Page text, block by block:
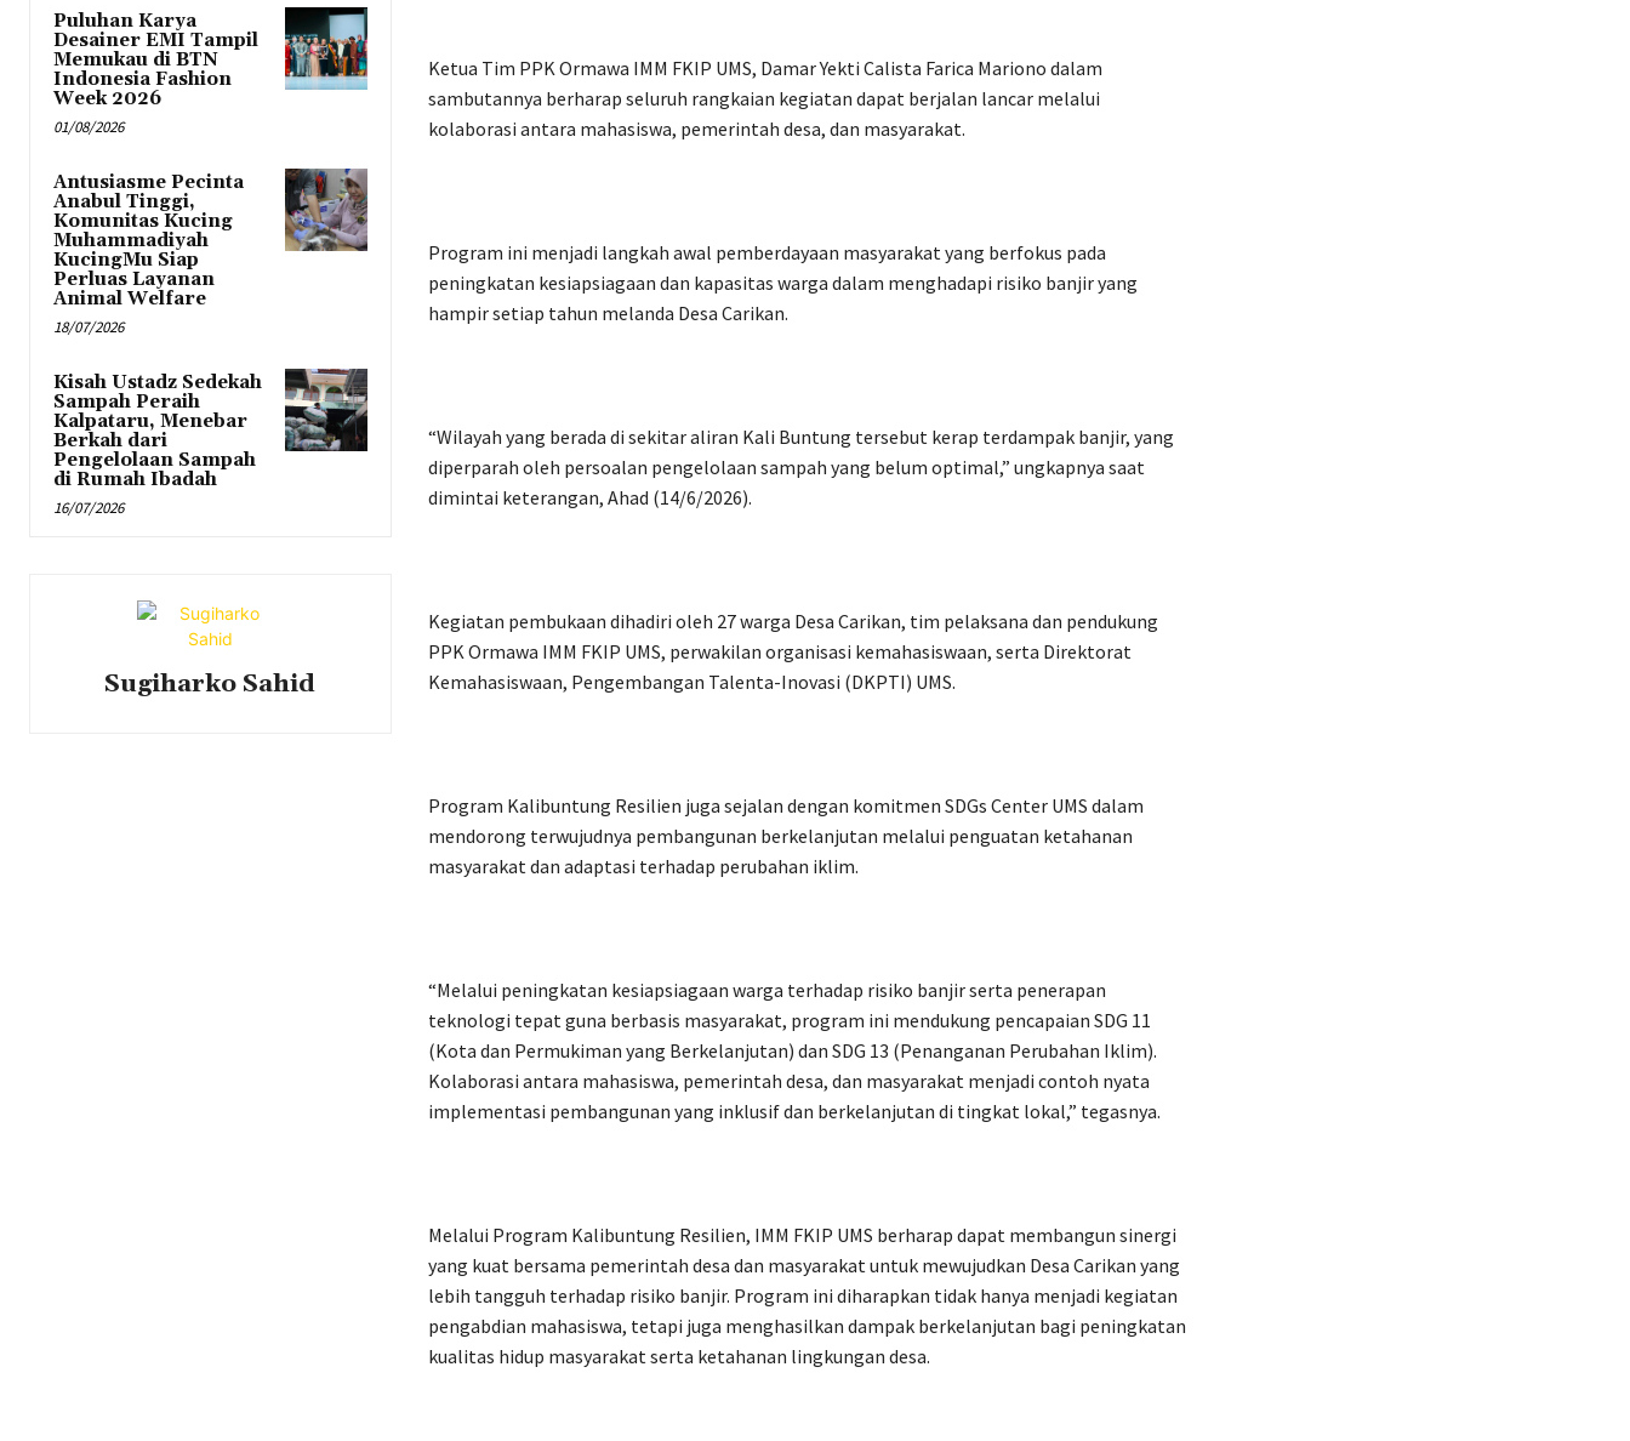
Puluhan Karya
Desainer EMI Tampil
Memukau di BTN
Indonesia Fashion
Week 2026
01/08/2026
Antusiasme Pecinta
Anabul Tinggi,
Komunitas Kucing
Muhammadiyah
KucingMu Siap
Perluas Layanan
Animal Welfare
18/07/2026
Kisah Ustadz Sedekah
Sampah Peraih
Kalpataru, Menebar
Berkah dari
Pengelolaan Sampah
di Rumah Ibadah
16/07/2026
Sugiharko Sahid
Ketua Tim PPK Ormawa IMM FKIP UMS, Damar Yekti Calista Farica Mariono dalam
sambutannya berharap seluruh rangkaian kegiatan dapat berjalan lancar melalui
kolaborasi antara mahasiswa, pemerintah desa, dan masyarakat.
Program ini menjadi langkah awal pemberdayaan masyarakat yang berfokus pada
peningkatan kesiapsiagaan dan kapasitas warga dalam menghadapi risiko banjir yang
hampir setiap tahun melanda Desa Carikan.
“Wilayah yang berada di sekitar aliran Kali Buntung tersebut kerap terdampak banjir, yang
diperparah oleh persoalan pengelolaan sampah yang belum optimal,” ungkapnya saat
dimintai keterangan, Ahad (14/6/2026).
Kegiatan pembukaan dihadiri oleh 27 warga Desa Carikan, tim pelaksana dan pendukung
PPK Ormawa IMM FKIP UMS, perwakilan organisasi kemahasiswaan, serta Direktorat
Kemahasiswaan, Pengembangan Talenta-Inovasi (DKPTI) UMS.
Program Kalibuntung Resilien juga sejalan dengan komitmen SDGs Center UMS dalam
mendorong terwujudnya pembangunan berkelanjutan melalui penguatan ketahanan
masyarakat dan adaptasi terhadap perubahan iklim.
“Melalui peningkatan kesiapsiagaan warga terhadap risiko banjir serta penerapan
teknologi tepat guna berbasis masyarakat, program ini mendukung pencapaian SDG 11
(Kota dan Permukiman yang Berkelanjutan) dan SDG 13 (Penanganan Perubahan Iklim).
Kolaborasi antara mahasiswa, pemerintah desa, dan masyarakat menjadi contoh nyata
implementasi pembangunan yang inklusif dan berkelanjutan di tingkat lokal,” tegasnya.
Melalui Program Kalibuntung Resilien, IMM FKIP UMS berharap dapat membangun sinergi
yang kuat bersama pemerintah desa dan masyarakat untuk mewujudkan Desa Carikan yang
lebih tangguh terhadap risiko banjir. Program ini diharapkan tidak hanya menjadi kegiatan
pengabdian mahasiswa, tetapi juga menghasilkan dampak berkelanjutan bagi peningkatan
kualitas hidup masyarakat serta ketahanan lingkungan desa.